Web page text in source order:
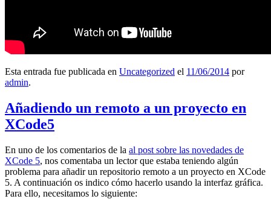
Esta entrada fue publicada en Uncategorized el 11/06/2014 por
admin.
Añadiendo un remoto a un proyecto en
XCode5
En uno de los comentarios de la al post sobre las novedades de
XCode 5, nos comentaba un lector que estaba teniendo algún
problema para añadir un repositorio remoto a un proyecto en XCode
5. A continuación os indico cómo hacerlo usando la interfaz gráfica.
Para ello, necesitamos lo siguiente: